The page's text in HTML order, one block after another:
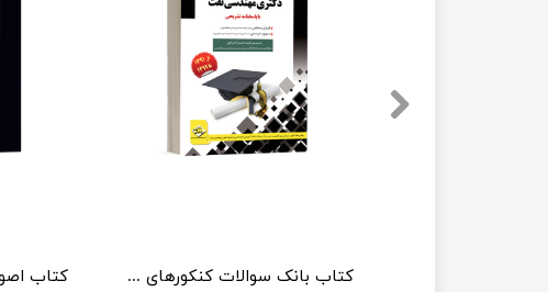
کتاب بانک سوالات کنکورهای دکتری مهندسی نفت با پاسخنامه تشریحی